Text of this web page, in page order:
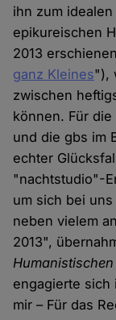
ihn zum
epikureischen
2013
ganz Kleines"),
zwischen
können. Für
und die gbs im
echter
"nachtstudio"-
um sich bei
neben vielem
2013",
engagierte sich
mir – Für das